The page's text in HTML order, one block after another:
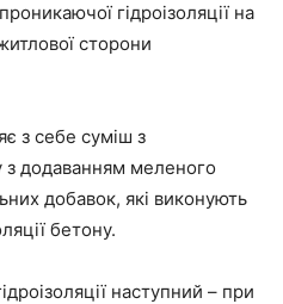
гідроізоляції на
сторони
з себе суміш з
додаванням меленого
добавок, які виконують
бетону.
наступний – при